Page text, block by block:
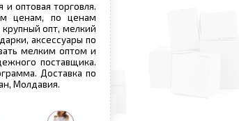
и оптовая торговля.
ценам, по ценам
опт, мелкий
аксессуары по
мелким оптом и
поставщика.
Доставка по
Молдавия.